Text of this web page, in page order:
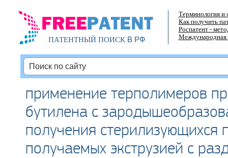
ПАТЕНТНЫЙ ПОИСКВ РФ
Терминология и
Как получить
Роспатент -
Международная
применение терполимеров
бутилена с
получения стерилизующихся
получаемых экструзией с